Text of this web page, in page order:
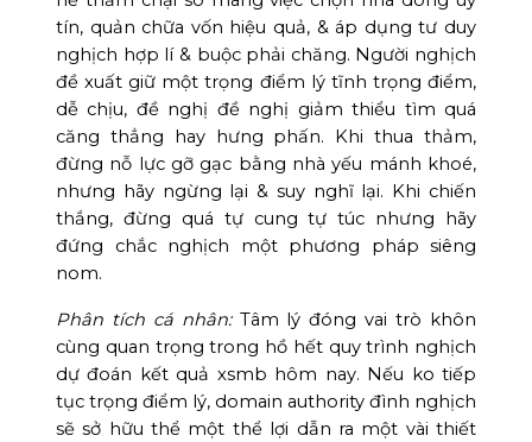
tín, quản chữa vốn hiệu quả, & áp dụng tư duy
nghịch hợp lí & buộc phải chăng. Người nghịch
đề xuất giữ một trọng điểm lý tĩnh trọng điểm,
dễ chịu, đề nghị đề nghị giảm thiểu tìm quá
căng thẳng hay hưng phấn. Khi thua thảm,
đừng nỗ lực gỡ gạc bằng nhà yếu mánh khoé,
nhưng hãy ngừng lại & suy nghĩ lại. Khi chiến
thắng, đừng quá tự cung tự túc nhưng hãy
đứng chắc nghịch một phương pháp siêng
nom.
Phân tích cá nhân:Tâm lý đóng vai trò khôn
cùng quan trọng trong hồ hết quy trình nghịch
dự đoán kết quả xsmb hôm nay. Nếu ko tiếp
tục trọng điểm lý, domain authority đình nghịch
sẽ sở hữu thể một thể lợi dẫn ra một vài thiết